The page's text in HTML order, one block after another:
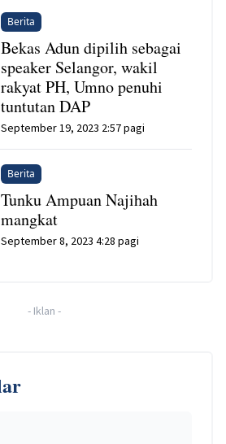
Berita
Bekas Adun dipilih sebagai
speaker Selangor, wakil
rakyat PH, Umno penuhi
tuntutan DAP
September 19, 2023 2:57 pagi
Berita
Tunku Ampuan Najihah
mangkat
September 8, 2023 4:28 pagi
- Iklan -